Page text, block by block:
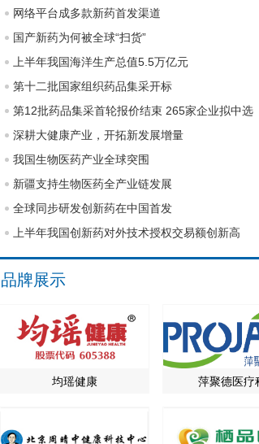
网络平台成多款新药首发渠道
国产新药为何被全球“扫货”
上半年我国海洋生产总值5.5万亿元
第十二批国家组织药品集采开标
第12批药品集采首轮报价结束 265家企业拟中选
深耕大健康产业，开拓新发展增量
我国生物医药产业全球突围
新疆支持生物医药全产业链发展
全球同步研发创新药在中国首发
上半年我国创新药对外技术授权交易额创新高
品牌展示
均瑶健康 萍聚德医疗